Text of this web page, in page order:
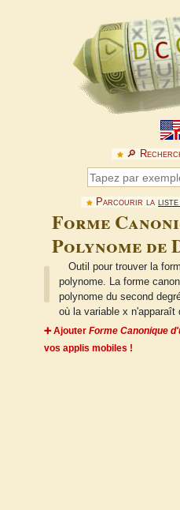
🔎︎
Parcourir la liste
Forme
Polynome de
Outil pour trouver la
polynome. La forme
polynome du second
où la variable x n'apparaît
➕ Ajouter Forme Canonique
vos applis mobiles !